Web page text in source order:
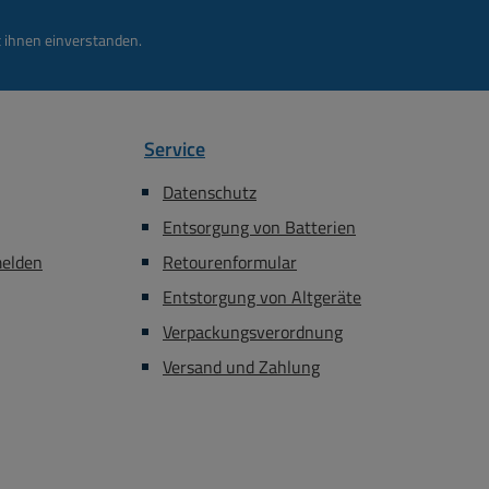
754-01040 =
Nr. 85-753-
= Wandhalter
Dorn bis 30KG
bis 40KG Bst
einverstanden.
Service
Datenschutz
Entsorgung von Batterien
Retourenformular
Entstorgung von Altgeräte
Verpackungsverordnung
Versand und Zahlung